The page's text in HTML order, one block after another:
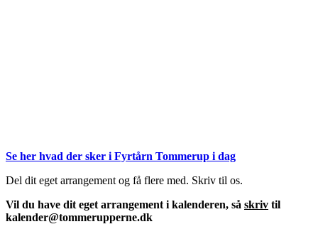
Se her hvad der sker i Fyrtårn Tommerup i dag
Del dit eget arrangement og få flere med. Skriv til os.
Vil du have dit eget arrangement i kalenderen, så skriv til
kalender@tommerupperne.dk